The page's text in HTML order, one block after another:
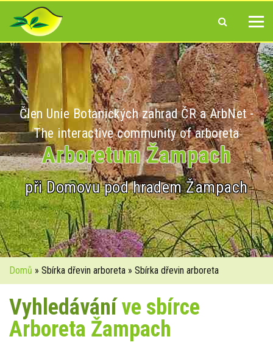
Člen Unie Botanických zahrad ČR a ArbNet -
The interactive community of arboreta
Arboretum Žampach
při Domovu pod hradem Žampach
Domů » Sbírka dřevin arboreta » Sbírka dřevin arboreta
Vyhledáváníve sbírce
Arboreta Žampach